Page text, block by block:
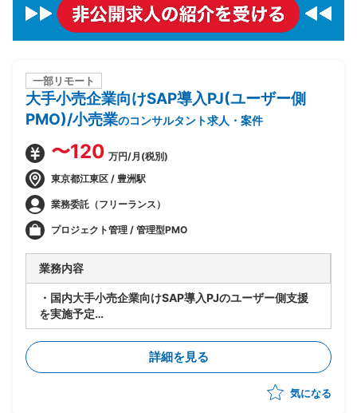
一部リモート
大手小売企業向けSAP導入PJ(ユーザー側
PMO)/小売業のコンサルタント求人・案件
〜120 万円/月(税別)
東京都江東区 / 豊洲駅
業務委託（フリーランス）
プロジェクト管理 / 管理型PMO
業務内容
・国内大手小売企業向けSAP導入PJのユーザー側支援
を実施予定
・要件定義/設計フェーズ(2026年7月~9月)を担当
・顧客社内の合意形成
・将来SAP展開に向けたスコープと優先順位整理
・経営層および各社内推進リードの意識改革推進
詳細を見る
気になる